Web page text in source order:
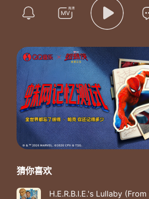
Y devuelveme la paz
Si te profané confundeme la fé
Si no te importa lo que soy
Tu silencio es mi temor
Vivo sin
Tu silencio es mi temor
Tu silencio...
Vivo sin saber ...
猜你喜欢